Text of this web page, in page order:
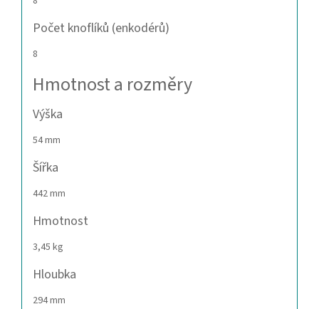
Počet knoflíků (enkodérů)
8
Hmotnost a rozměry
Výška
54 mm
Šířka
442 mm
Hmotnost
3,45 kg
Hloubka
294 mm